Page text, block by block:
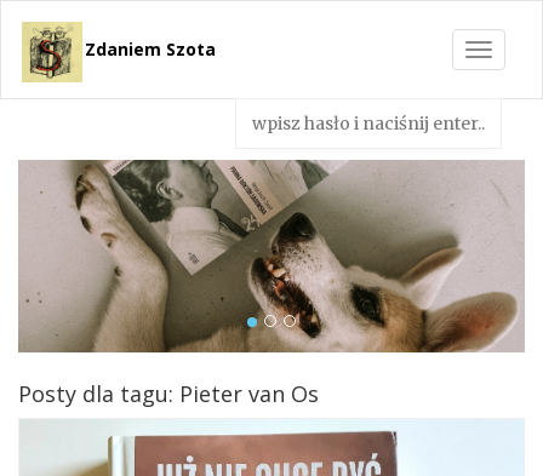
Toggle
Zdaniem Szota
Posty dla tagu: Pieter van Os